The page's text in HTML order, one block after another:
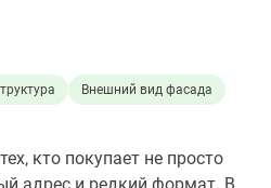
Внешний вид фасада
кто покупает не просто